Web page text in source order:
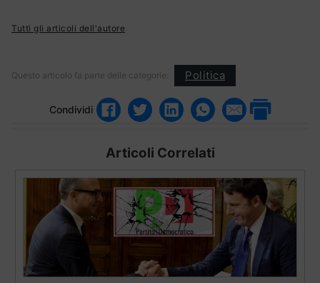
Tutti gli articoli dell'autore
Questo articolo fa parte delle categorie: Politica
Condividi
Articoli Correlati